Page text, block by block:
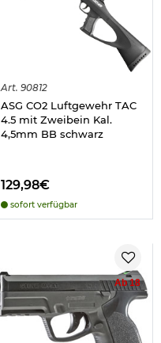
Art. 90812
ASG CO2 Luftgewehr TAC
4.5 mit Zweibein Kal.
4,5mm BB schwarz
129,98€
sofort verfügbar
Ab 18